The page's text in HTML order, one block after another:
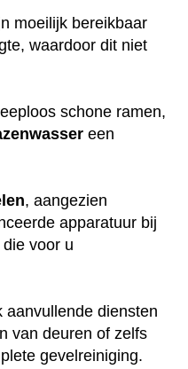
moeilijk bereikbaar
waardoor dit niet
schone ramen,
een
, aangezien
apparatuur bij
voor u
aanvullende diensten
van deuren of zelfs
gevelreiniging.